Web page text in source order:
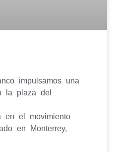
impulsamos una
la plaza del
en el movimiento
en Monterrey,